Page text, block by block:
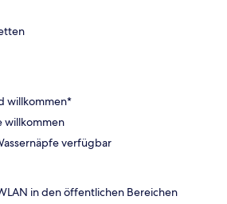
willkommen*
willkommen
verfügbar
in den öffentlichen Bereichen